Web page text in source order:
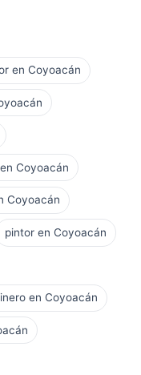
en Coyoacán
Coyoacán
Coyoacán
pintor en Coyoacán
en Coyoacán